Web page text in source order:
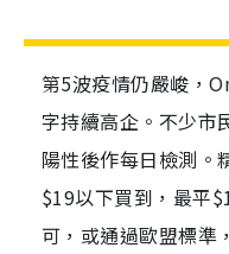
第5波疫情仍嚴峻，
字持續高企。不少市
陽性後作每日檢測。
$19以下買到，最平
可，或通過歐盟標準